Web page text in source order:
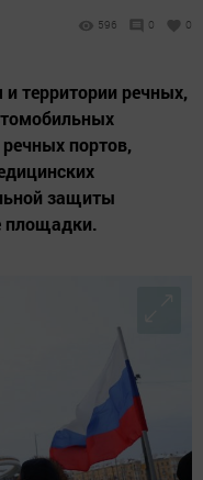
596 0 0
территории речных,
портов,
защиты
площадки.